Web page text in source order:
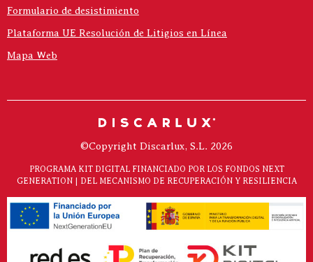
Formulario de desistimiento
Plataforma UE Resolución de Litigios en Línea
Mapa Web
©Copyright Discarlux, S.L. 2026
PROGRAMA KIT DIGITAL FINANCIADO POR LOS FONDOS NEXT
GENERATION | DEL MECANISMO DE RECUPERACIÓN Y RESILIENCIA